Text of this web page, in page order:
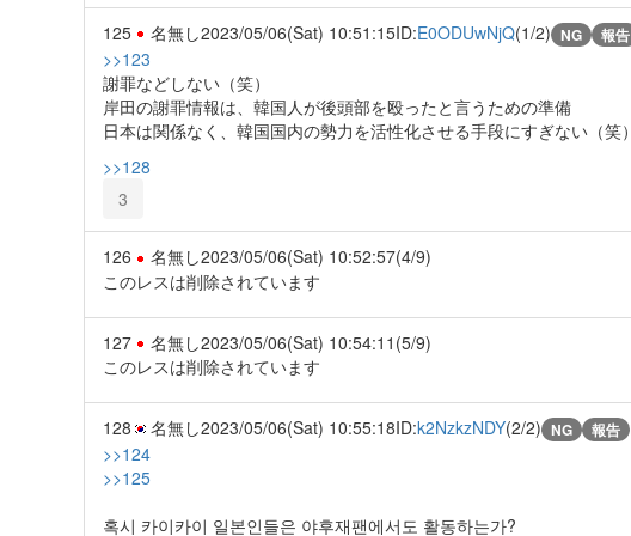
125 名無し2023/05/06(Sat) 10:51:15ID:E0ODUwNjQ(1/2) NG 報告
>>123
謝罪などしない（笑）
岸田の謝罪情報は、韓国人が後頭部を殴ったと言うための準備
日本は関係なく、韓国国内の勢力を活性化させる手段にすぎない（笑）
>>128
3
126 名無し2023/05/06(Sat) 10:52:57(4/9)
このレスは削除されています
127 名無し2023/05/06(Sat) 10:54:11 (5/9)
このレスは削除されています
128 名無し2023/05/06(Sat) 10:55:18ID:k2NzkzNDY(2/2) NG 報告
>>124
>>125
혹시 카이카이 일본인들은 야후재팬에서도 활동하는가?